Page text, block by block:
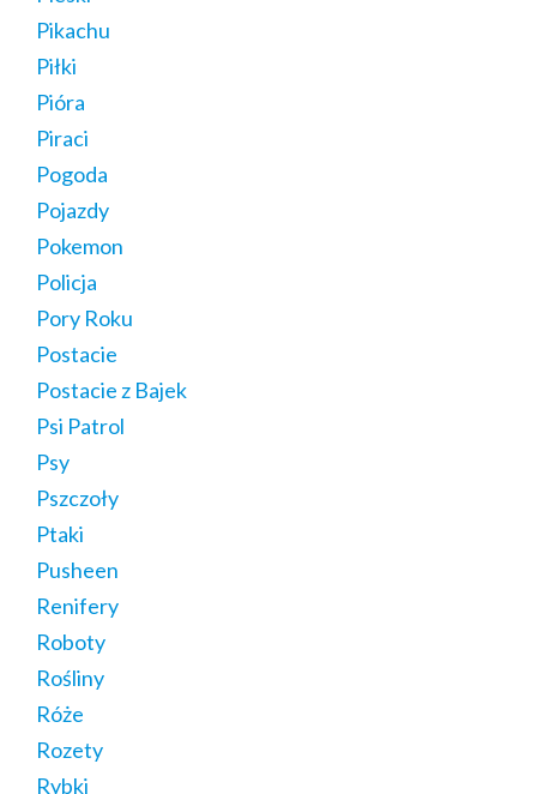
Pikachu
Piłki
Pióra
Piraci
Pogoda
Pojazdy
Pokemon
Policja
Pory Roku
Postacie
Postacie z Bajek
Psi Patrol
Psy
Pszczoły
Ptaki
Pusheen
Renifery
Roboty
Rośliny
Róże
Rozety
Rybki